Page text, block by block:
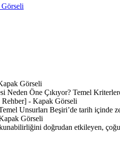
Neden Öne Çıkıyor? Temel
Unsurları Beşiri’de tarih içinde
okunabilirliğini doğrudan etkileyen,